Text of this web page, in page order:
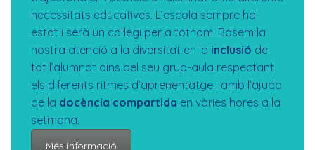
necessitats educatives. L’escola sempre ha
estat i serà un col·legi per a tothom. Basem la
nostra atenció a la diversitat en la inclusió de
tot l’alumnat dins del seu grup-aula respectant
els diferents ritmes d’aprenentatge i amb l’ajuda
de la docència compartida en vàries hores a la
setmana.
Més informació